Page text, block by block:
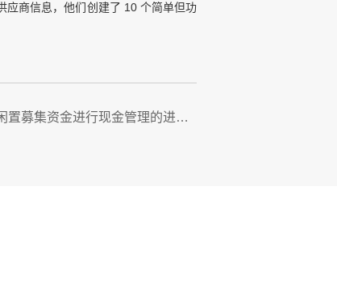
应商信息，他们创建了 10 个简单但功
关于使用闲置募集资金进行现金管理的进展公告